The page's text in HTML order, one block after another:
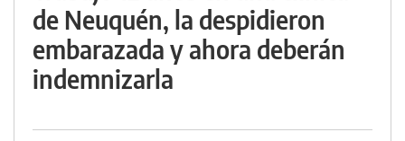
de Neuquén, la despidieron
embarazada y ahora deberán
indemnizarla